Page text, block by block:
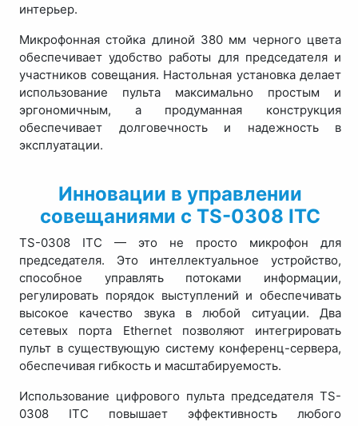
интерьер.
Микрофонная стойка длиной 380 мм черного цвета
обеспечивает удобство работы для председателя и
участников совещания. Настольная установка делает
использование пульта максимально простым и
эргономичным, а продуманная конструкция
обеспечивает долговечность и надежность в
эксплуатации.
Инновации в управлении
совещаниями с TS-0308 ITC
TS-0308 ITC — это не просто микрофон для
председателя. Это интеллектуальное устройство,
способное управлять потоками информации,
регулировать порядок выступлений и обеспечивать
высокое качество звука в любой ситуации. Два
сетевых порта Ethernet позволяют интегрировать
пульт в существующую систему конференц-сервера,
обеспечивая гибкость и масштабируемость.
Использование цифрового пульта председателя TS-
0308 ITC повышает эффективность любого